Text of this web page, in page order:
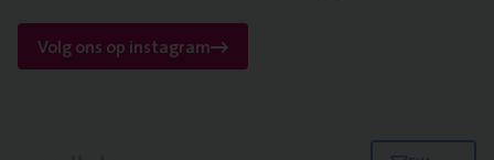
Volg ons op instagram